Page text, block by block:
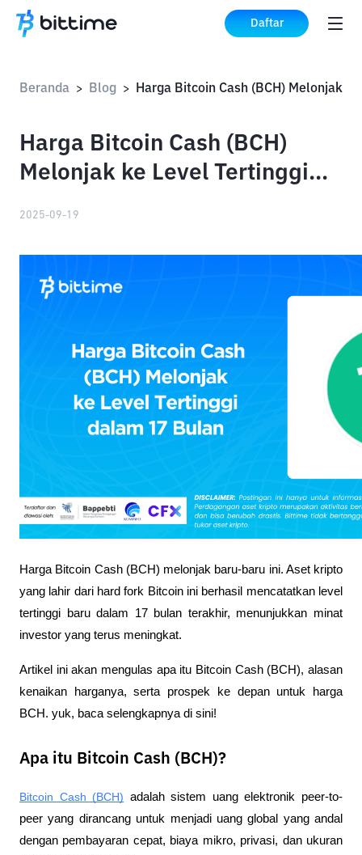
Daftar
Beranda > Blog >
Harga Bitcoin Cash (BCH)
Melonjak ke Level Tertinggi
2025-09-19
Harga Bitcoin Cash (BCH) melonjak baru-baru ini. Aset kripto
yang lahir dari hard fork Bitcoin ini berhasil mencatatkan level
tertinggi baru dalam 17 bulan terakhir, menunjukkan minat
investor yang terus meningkat.
Artikel ini akan mengulas apa itu Bitcoin Cash (BCH), alasan
kenaikan harganya, serta prospek ke depan untuk harga
BCH. yuk, baca selengkapnya di sini!
Apa itu Bitcoin Cash (BCH)?
Bitcoin Cash (BCH) adalah sistem uang elektronik peer-to-
peer yang dirancang untuk menjadi uang global yang andal
dengan pembayaran cepat, biaya mikro, privasi, dan ukuran